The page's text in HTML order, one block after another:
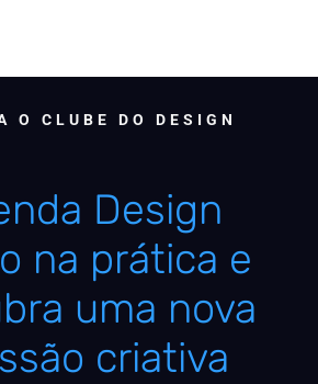
O CLUBE DO DESIGN
Design
na prática e
uma nova
criativa